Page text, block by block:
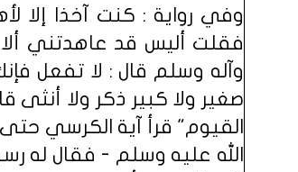
وفي رواية : كنت آخذا إلا
فقلت أليس قد عاهدتني
وآله وسلم قال : لا تفعل
صغير ولا كبير ذكر ولا أنثى
القيوم" قرأ آية الكرسي
الله عليه وسلم - فقال له